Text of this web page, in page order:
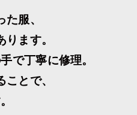
服、
ます。
で丁寧に修理。
とで、